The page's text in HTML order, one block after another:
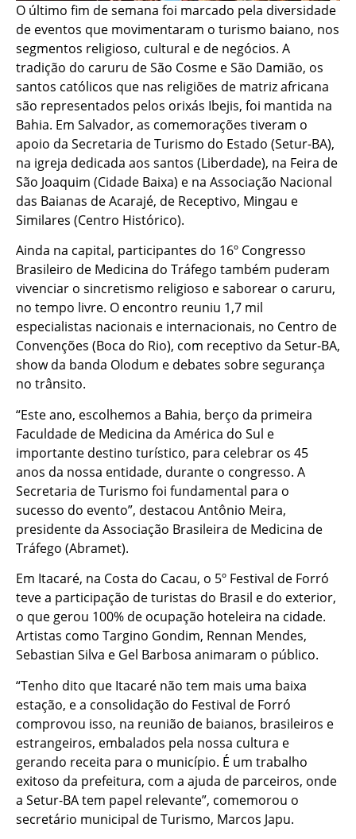
O último fim de semana foi marcado pela diversidade
de eventos que movimentaram o turismo baiano, nos
segmentos religioso, cultural e de negócios. A
tradição do caruru de São Cosme e São Damião, os
santos católicos que nas religiões de matriz africana
são representados pelos orixás Ibejis, foi mantida na
Bahia. Em Salvador, as comemorações tiveram o
apoio da Secretaria de Turismo do Estado (Setur-BA),
na igreja dedicada aos santos (Liberdade), na Feira de
São Joaquim (Cidade Baixa) e na Associação Nacional
das Baianas de Acarajé, de Receptivo, Mingau e
Similares (Centro Histórico).
Ainda na capital, participantes do 16º Congresso
Brasileiro de Medicina do Tráfego também puderam
vivenciar o sincretismo religioso e saborear o caruru,
no tempo livre. O encontro reuniu 1,7 mil
especialistas nacionais e internacionais, no Centro de
Convenções (Boca do Rio), com receptivo da Setur-BA,
show da banda Olodum e debates sobre segurança
no trânsito.
“Este ano, escolhemos a Bahia, berço da primeira
Faculdade de Medicina da América do Sul e
importante destino turístico, para celebrar os 45
anos da nossa entidade, durante o congresso. A
Secretaria de Turismo foi fundamental para o
sucesso do evento”, destacou Antônio Meira,
presidente da Associação Brasileira de Medicina de
Tráfego (Abramet).
Em Itacaré, na Costa do Cacau, o 5º Festival de Forró
teve a participação de turistas do Brasil e do exterior,
o que gerou 100% de ocupação hoteleira na cidade.
Artistas como Targino Gondim, Rennan Mendes,
Sebastian Silva e Gel Barbosa animaram o público.
“Tenho dito que Itacaré não tem mais uma baixa
estação, e a consolidação do Festival de Forró
comprovou isso, na reunião de baianos, brasileiros e
estrangeiros, embalados pela nossa cultura e
gerando receita para o município. É um trabalho
exitoso da prefeitura, com a ajuda de parceiros, onde
a Setur-BA tem papel relevante”, comemorou o
secretário municipal de Turismo, Marcos Japu.